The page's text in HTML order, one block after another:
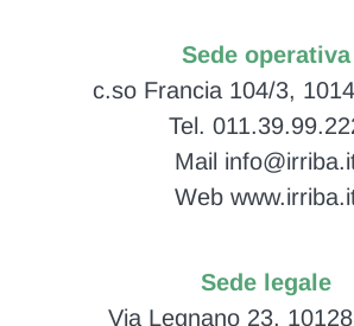
Sede operativa
c.so Francia 104/3,
Tel.
Mail
Web
Sede legale
Via Legnano 23,